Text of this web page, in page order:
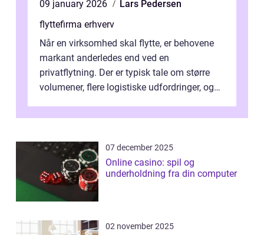
09 january 2026
Lars Pedersen
flyttefirma erhverv
Når en virksomhed skal flytte, er behovene
markant anderledes end ved en
privatflytning. Der er typisk tale om større
volumener, flere logistiske udfordringer, og
07 december 2025
Online casino: spil og
underholdning fra din computer
02 november 2025